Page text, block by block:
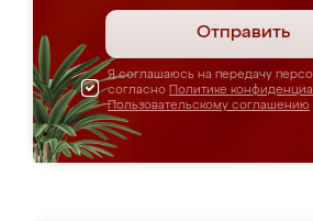
Отправить
Я соглашаюсь на передачу
согласно Политике
Пользовательскому соглашению